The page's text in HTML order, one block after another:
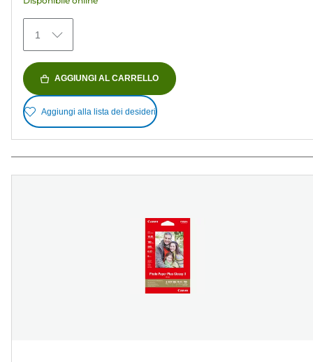
1
AGGIUNGI AL CARRELLO
Aggiungi alla lista dei desideri